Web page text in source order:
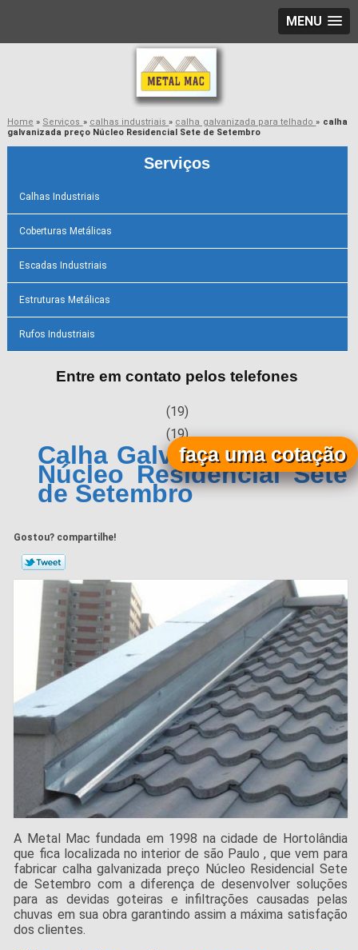
MENU
Home » Serviços » calhas industriais» calha galvanizada para telhado» calha
galvanizada preço Núcleo Residencial Sete de Setembro
Serviços
Calhas Industriais
Coberturas Metálicas
Escadas Industriais
Estruturas Metálicas
Rufos Industriais
Entre em contato pelos telefones
(19)
(19)
Calha Galvanizada Preço
Núcleo Residencial Sete
de Setembro
Gostou? compartilhe!
A Metal Mac fundada em 1998 na cidade de Hortolândia
que fica localizada no interior de são Paulo , que vem para
fabricar calha galvanizada preço Núcleo Residencial Sete
de Setembro com a diferença de desenvolver soluções
para as devidas goteiras e infiltrações causadas pelas
chuvas em sua obra garantindo assim a máxima satisfação
dos clientes.
faça uma cotação